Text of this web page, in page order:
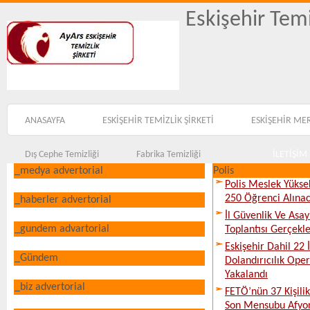
Eskişehir
ANASAYFA ESKİŞEHİR TEMİZLİK ŞİRKETİ ESKİŞEHİR
Dış Cephe Temizliği Fabrika Temizliği
_medya advertorial
_haberler advertorial
_gundem advartorial
_Gündem
_biz advertorial
Polis
Polis Meslek
250 Öğrenci
İl Güvenlik Ve
Toplantısı
Eskişehir Dahil
Dolandırıcılık
Yakalandı
FETÖ’nün 37
Son Mensubu